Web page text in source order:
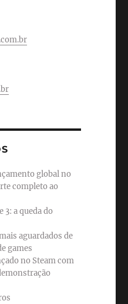
global no
completo ao
3: a queda do
aguardados de
games
no Steam com